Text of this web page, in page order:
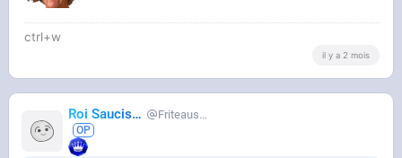
ctrl+w
il y a 2 mois
Roi Saucisse Friteausucre